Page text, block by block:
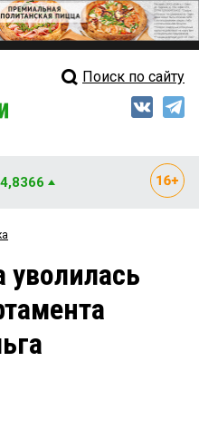
Свежий выпуск
Рейтинги
Блоги
Архив
Поиск по сайту